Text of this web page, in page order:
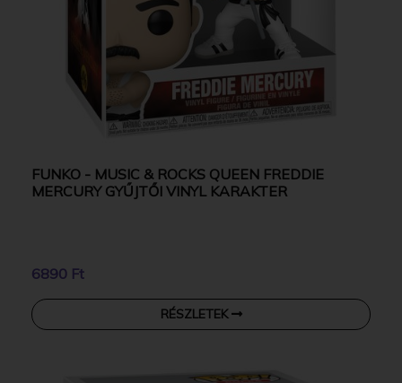
FUNKO - MUSIC & ROCKS QUEEN FREDDIE
MERCURY GYŰJTŐI VINYL KARAKTER
6890 Ft
RÉSZLETEK